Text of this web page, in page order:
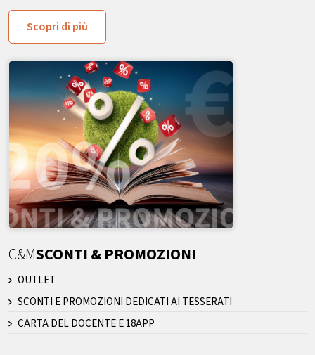
Scopri di più
C&MSCONTI & PROMOZIONI
OUTLET
SCONTI E PROMOZIONI DEDICATI AI TESSERATI
CARTA DEL DOCENTE E 18APP